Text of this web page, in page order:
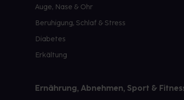
Auge, Nase & Ohr
Beruhigung, Schlaf & Stress
Diabetes
Erkältung
Ernährung, Abnehmen, Sport &